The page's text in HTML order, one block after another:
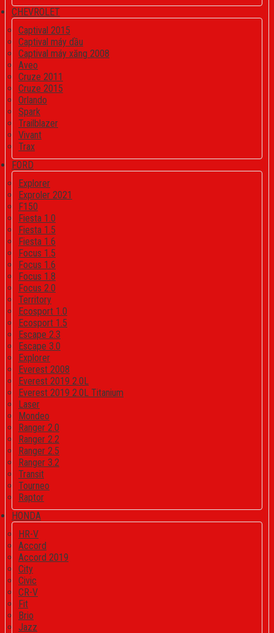
CHEVROLET
Captival 2015
Captival máy dầu
Captival máy xăng 2008
Aveo
Cruze 2011
Cruze 2015
Orlando
Spark
Trailblazer
Vivant
Trax
FORD
Explorer
Exproler 2021
F150
Fiesta 1.0
Fiesta 1.5
Fiesta 1.6
Focus 1.5
Focus 1.6
Focus 1.8
Focus 2.0
Territory
Ecosport 1.0
Ecosport 1.5
Escape 2.3
Escape 3.0
Explorer
Everest 2008
Everest 2019 2.0L
Everest 2019 2.0L Titanium
Laser
Mondeo
Ranger 2.0
Ranger 2.2
Ranger 2.5
Ranger 3.2
Transit
Tourneo
Raptor
HONDA
HR-V
Accord
Accord 2019
City
Civic
CR-V
Fit
Brio
Jazz